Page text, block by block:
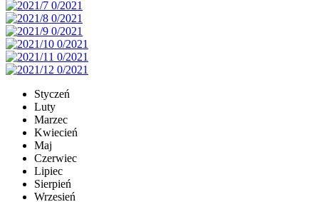
Styczeń
Luty
Marzec
Kwiecień
Maj
Czerwiec
Lipiec
Sierpień
Wrzesień